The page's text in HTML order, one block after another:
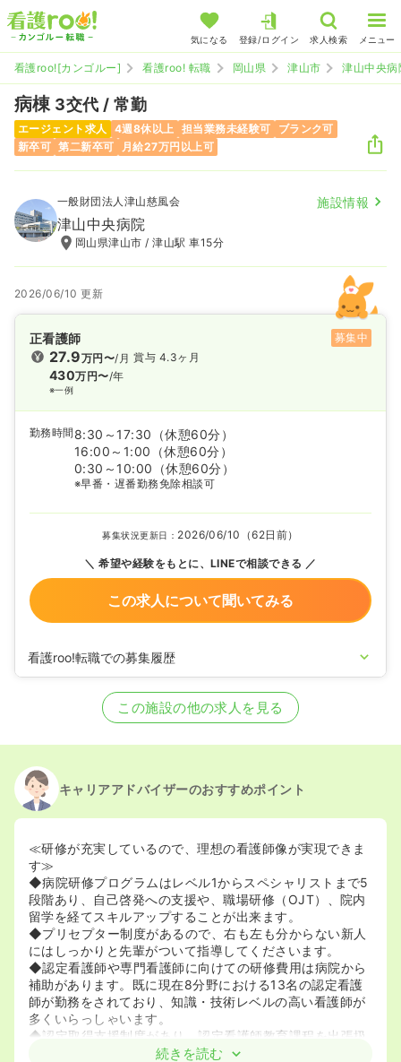
気になる 登録/ログイン 求人検索 メニュー
看護roo![カンゴルー] 看護roo! 転職 岡山県 津山市 津山中央病
病棟 3交代 / 常勤
エージェント求人 4週8休以上 担当業務未経験可
ブランク可
新卒可 第二新卒可 月給27万円以上可
一般財団法人津山慈風会 施設情報
津山中央病院
岡山県津山市 / 津山駅 車15分
2026/06/10 更新
正看護師 募集中
27.9万円〜/月
430万円〜/年
※一例
賞与 4.3ヶ月
勤務時間 8:30～17:30
（休憩60分）
16:00～1:00
（休憩60分）
0:30～10:00
（休憩60分）
※早番・遅番勤務免除相談可
募集状況更新日： 2026/06/10（62日前）
希望や経験をもとに、LINEで相談できる
この求人について聞いてみる
看護roo!転職での募集履歴
この施設の他の求人を見る
キャリアアドバイザーのおすすめポイント
≪研修が充実しているので、理想の看護師像が実現できま
す≫
◆病院研修プログラムはレベル1からスペシャリストまで5
段階あり、自己啓発への支援や、職場研修（OJT）、院内
留学を経てスキルアップすることが出来ます。
◆プリセプター制度があるので、右も左も分からない新人
にはしっかりと先輩がついて指導してくださいます。
◆認定看護師や専門看護師に向けての研修費用は病院から
補助があります。既に現在8分野における13名の認定看護
師が勤務をされており、知識・技術レベルの高い看護師が
多くいらっしゃいます。
◆認定取得支援制度があり、認定看護師教育課程を出張扱
続きを読む